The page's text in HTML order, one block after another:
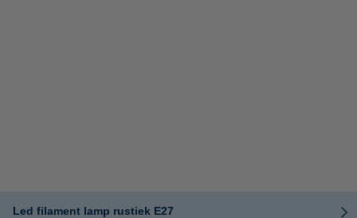
Led filament lamp rustiek E27